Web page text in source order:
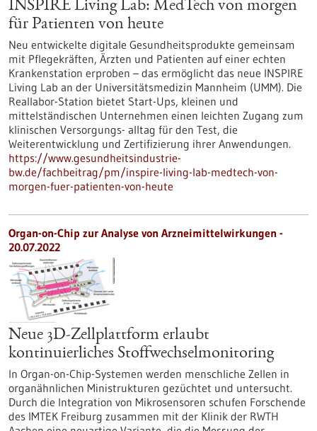
INSPIRE Living Lab: MedTech von morgen
für Patienten von heute
Neu entwickelte digitale Gesundheitsprodukte gemeinsam
mit Pflegekräften, Ärzten und Patienten auf einer echten
Krankenstation erproben – das ermöglicht das neue INSPIRE
Living Lab an der Universitätsmedizin Mannheim (UMM). Die
Reallabor-Station bietet Start-Ups, kleinen und
mittelständischen Unternehmen einen leichten Zugang zum
klinischen Versorgungs- alltag für den Test, die
Weiterentwicklung und Zertifizierung ihrer Anwendungen.
https://www.gesundheitsindustrie-
bw.de/fachbeitrag/pm/inspire-living-lab-medtech-von-
morgen-fuer-patienten-von-heute
Organ-on-Chip zur Analyse von Arzneimittelwirkungen -
20.07.2022
Neue 3D-Zellplattform erlaubt
kontinuierliches Stoffwechselmonitoring
In Organ-on-Chip-Systemen werden menschliche Zellen in
organähnlichen Ministrukturen gezüchtet und untersucht.
Durch die Integration von Mikrosensoren schufen Forschende
des IMTEK Freiburg zusammen mit der Klinik der RWTH